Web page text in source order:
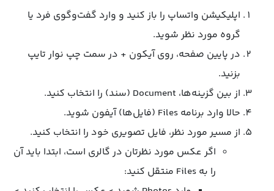
اپلیکیشن واتساپ را باز کنید و وارد گفت‌وگوی فرد یا
گروه مورد نظر شوید.
در پایین صفحه، روی آیکون + در سمت چپ نوار تایپ
بزنید.
از بین گزینه‌ها، Document (سند) را انتخاب کنید.
حالا وارد برنامه Files (فایل‌ها) آیفون شوید.
از مسیر مورد نظر، فایل تصویری خود را انتخاب کنید.
اگر عکس مورد نظرتان در گالری است، ابتدا باید آن
را به Files منتقل کنید: